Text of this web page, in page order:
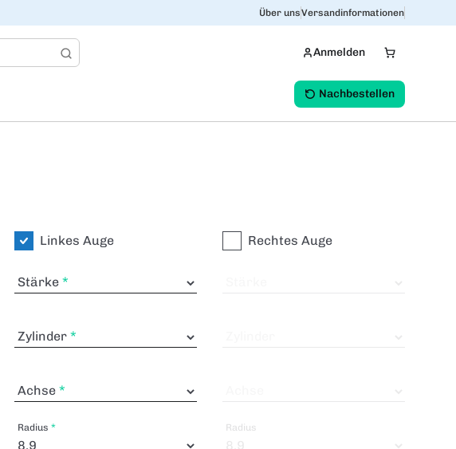
Über unsVersandinformationen
Anmelden
Nachbestellen
Linkes Auge
Stärke
Zylinder
Achse
Radius
Rechtes Auge
Radius